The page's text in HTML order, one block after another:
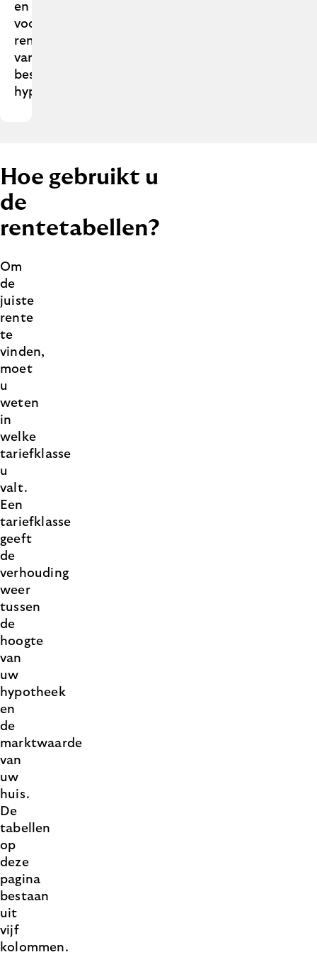
en
voor
renteaanpassingen
van
bestaande
hypotheken.
Hoe gebruikt u
de
rentetabellen?
Om
de
juiste
rente
te
vinden,
moet
u
weten
in
welke
tariefklasse
u
valt.
Een
tariefklasse
geeft
de
verhouding
weer
tussen
de
hoogte
van
uw
hypotheek
en
de
marktwaarde
van
uw
huis.
De
tabellen
op
deze
pagina
bestaan
uit
vijf
kolommen.